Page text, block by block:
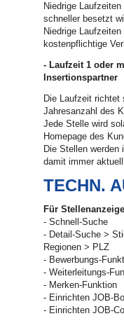
Niedrige
schneller besetzt
Niedrige
kostenpflichtige
- Laufzeit 1 oder
Insertionspartner
Die Laufzeit richtet
Jahresanzahl des
Jede Stelle wird
Homepage des
Die Stellen werden
damit immer
TECHN.
Für
- Schnell-Suche
- Detail-Suche >
Regionen > PLZ
- Bewerbungs-
- Weiterleitungs-
- Merken-Funktion
- Einrichten JOB-
- Einrichten JOB-